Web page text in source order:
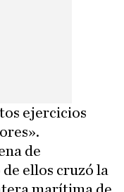
ejercicios
de
ellos cruzó la